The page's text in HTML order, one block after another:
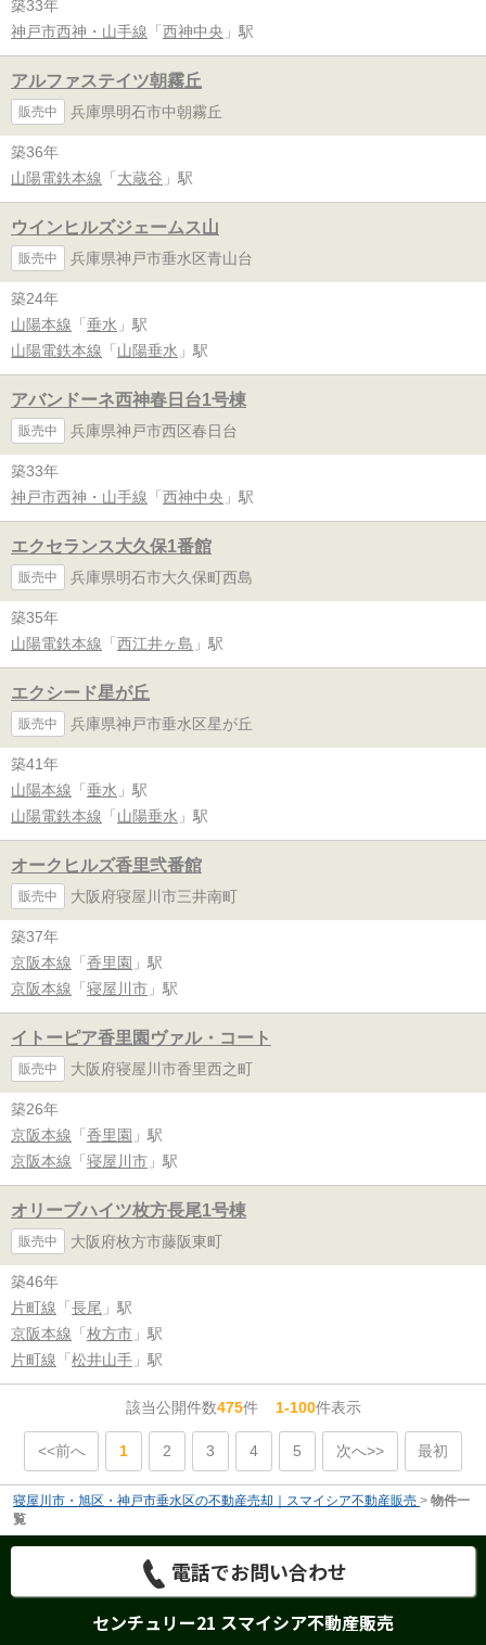
築33年
神戸市西神・山手線 「 西神中央 」駅
アルファステイツ朝霧丘
販売中 兵庫県明石市中朝霧丘
築36年
山陽電鉄本線 「 大蔵谷 」駅
ウインヒルズジェームス山
販売中 兵庫県神戸市垂水区青山台
築24年
山陽本線 「 垂水 」駅
山陽電鉄本線 「 山陽垂水 」駅
アバンドーネ西神春日台1号棟
販売中 兵庫県神戸市西区春日台
築33年
神戸市西神・山手線 「 西神中央 」駅
エクセランス大久保1番館
販売中 兵庫県明石市大久保町西島
築35年
山陽電鉄本線 「 西江井ヶ島 」駅
エクシード星が丘
販売中 兵庫県神戸市垂水区星が丘
築41年
山陽本線 「 垂水 」駅
山陽電鉄本線 「 山陽垂水 」駅
オークヒルズ香里弐番館
販売中 大阪府寝屋川市三井南町
築37年
京阪本線 「 香里園 」駅
京阪本線 「 寝屋川市 」駅
イトーピア香里園ヴァル・コート
販売中 大阪府寝屋川市香里西之町
築26年
京阪本線 「 香里園 」駅
京阪本線 「 寝屋川市 」駅
オリーブハイツ枚方長尾1号棟
販売中 大阪府枚方市藤阪東町
築46年
片町線 「 長尾 」駅
京阪本線 「 枚方市 」駅
片町線 「 松井山手 」駅
該当公開件数475件1-100件表示
<<前へ 1 2 3 4 5 次へ>> 最初
寝屋川市・旭区・神戸市垂水区の不動産売却｜スマイシア不動産販売 > 物件一
覧
電話でお問い合わせ
センチュリー21 スマイシア不動産販売